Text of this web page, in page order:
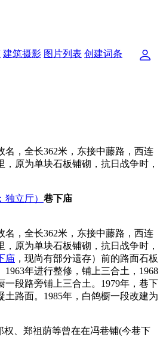
建筑摄影 图片列表 创建词条
名，全长362米，东接中藤路，西连
，原为单块石板铺砌，抗日战争时，
巷下庙
名，全长362米，东接中藤路，西连
，原为单块石板铺砌，抗日战争时，
庙 ，现尚有部分遗存）前的路面石板
年进行整修，铺上三合土，1968
一段路旁铺上三合土。1979年，巷下
土路面。1985年，白鸽橱一段改建为
权、郑祖荫等曾在在冯巷铺(今巷下